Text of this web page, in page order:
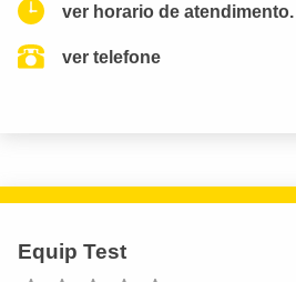
ver horario de atendimento.
ver telefone
Equip Test